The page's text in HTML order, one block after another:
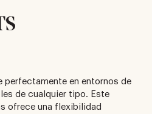
perfectamente en entornos de
de cualquier tipo. Este
ofrece una flexibilidad